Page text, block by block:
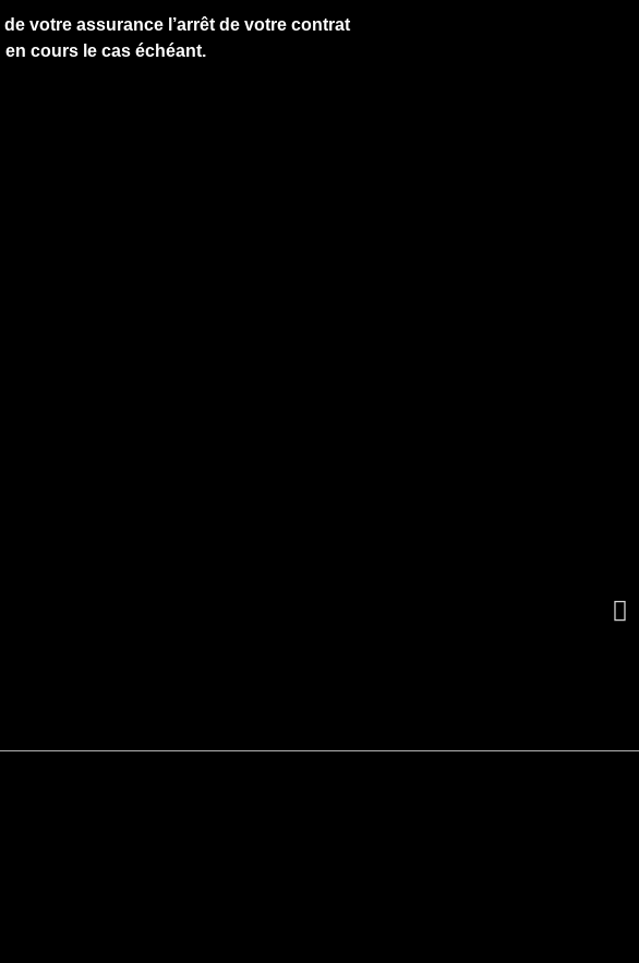
votre assurance l’arrêt de votre contrat
en cours le cas échéant.